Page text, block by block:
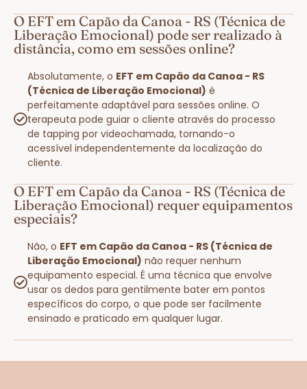
O EFT em Capão da Canoa - RS (Técnica de
Liberação Emocional) pode ser realizado à
distância, como em sessões online?
Absolutamente, o EFT em Capão da Canoa - RS
(Técnica de Liberação Emocional) é
perfeitamente adaptável para sessões online. O
terapeuta pode guiar o cliente através do processo
de tapping por videochamada, tornando-o
acessível independentemente da localização do
cliente.
O EFT em Capão da Canoa - RS (Técnica de
Liberação Emocional) requer equipamentos
especiais?
Não, o EFT em Capão da Canoa - RS (Técnica de
Liberação Emocional) não requer nenhum
equipamento especial. É uma técnica que envolve
usar os dedos para gentilmente bater em pontos
específicos do corpo, o que pode ser facilmente
ensinado e praticado em qualquer lugar.